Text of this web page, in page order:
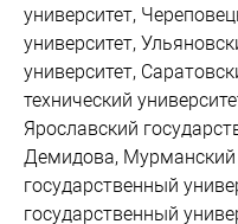
университет,
университет,
университет,
технический
Ярославский
Демидова, Мурманский
государственный
государственный